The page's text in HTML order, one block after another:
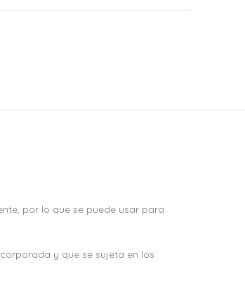
por lo que se puede usar para
y que se sujeta en los